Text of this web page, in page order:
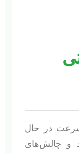
در حال
و چالش‌های